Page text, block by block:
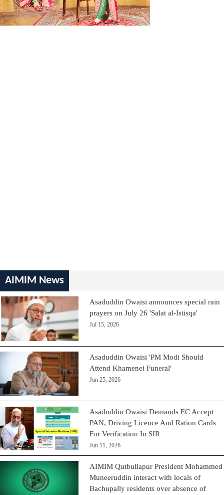
AIMIM News
Asaduddin Owaisi announces special rain
prayers on July 26 'Salat al-Istisqa'
Jul 15, 2026
Asaduddin Owaisi 'PM Modi Should
Attend Khamenei Funeral'
Jun 25, 2026
Asaduddin Owaisi Demands EC Accept
PAN, Driving Licence And Ration Cards
For Verification In SIR
Jun 11, 2026
AIMIM Qutbullapur President Mohammed
Muneeruddin interact with locals of
Bachupally residents over absence of